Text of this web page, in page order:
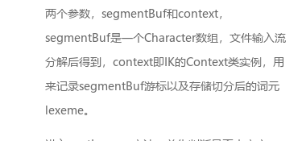
两个参数，segmentBuf和context，
segmentBuf是一个Character数组，文件输入流
分解后得到，context即IK的Context类实例，用
来记录segmentBuf游标以及存储切分后的词元
lexeme。